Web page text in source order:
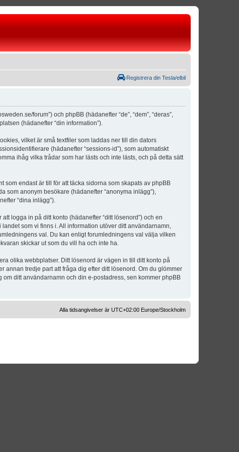
Registrera din Tesla/elbil
forum”) och phpBB (hädanefter “de”, “dem”, “deras”,
(hädanefter “din information”).
vilket är små textfiler som laddas ner till din dators
(hädanefter “sessions-id”), som automatiskt
ihåg vilka trådar som har lästs och inte lästs, och på detta sätt
som endast är till för att täcka sidorna som skapats av phpBB
som anonym besökare (hädanefter “anonyma inlägg”),
“dina inlägg”).
logga in på ditt konto (hädanefter “ditt lösenord”) och en
som vi finns i. All information utöver ditt användarnamn,
val. Du kan enligt forumledningens val välja vilken
skickar ut som du vill ha och inte ha.
olika webbplatser. Ditt lösenord är vägen in till ditt konto på
annan tredje part att fråga dig efter ditt lösenord. Om du glömmer
ditt användarnamn och din e-postadress, sen kommer phpBB
Alla tidsangivelser är UTC+02:00 Europe/Stockholm